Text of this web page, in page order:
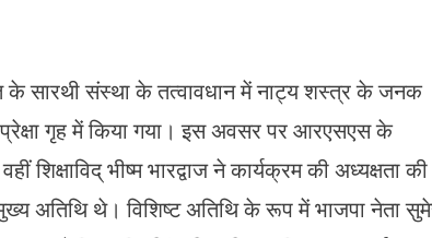
के सारथी संस्था के तत्वावधान में नाट्य शस्त्र के जनक
प्रेक्षा गृह में किया गया। इस अवसर पर आरएसएस के
भीष्म भारद्वाज ने कार्यक्रम की अध्यक्षता
अतिथि थे। विशिष्ट अतिथि के रूप में भाजपा नेता